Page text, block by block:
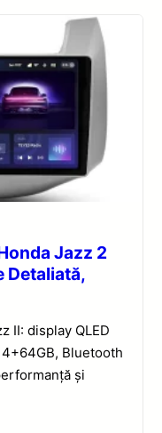
Jazz 2
Detaliată,
II: display QLED
Bluetooth
și